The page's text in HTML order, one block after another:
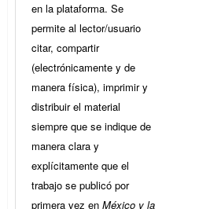
en la plataforma. Se
permite al lector/usuario
citar, compartir
(electrónicamente y de
manera física), imprimir y
distribuir el material
siempre que se indique de
manera clara y
explícitamente que el
trabajo se publicó por
primera vez en México y la